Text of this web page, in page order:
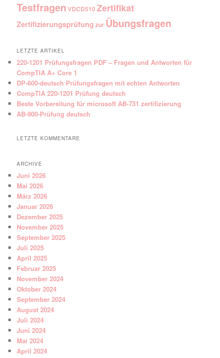
Testfragen VDCD510 Zertifikat
Zertifizierungsprüfung zur Übungsfragen
LETZTE ARTIKEL
220-1201 Prüfungsfragen PDF – Fragen und Antworten für
CompTIA A+ Core 1
DP-600-deutsch Prüfungsfragen mit echten Antworten
CompTIA 220-1201 Prüfung deutsch
Beste Vorbereitung für microsoft AB-731 zertifizierung
AB-900-Prüfung deutsch
LETZTE KOMMENTARE
ARCHIVE
Juni 2026
Mai 2026
März 2026
Januar 2026
Dezember 2025
November 2025
September 2025
Juli 2025
April 2025
Februar 2025
November 2024
Oktober 2024
September 2024
August 2024
Juli 2024
Juni 2024
Mai 2024
April 2024